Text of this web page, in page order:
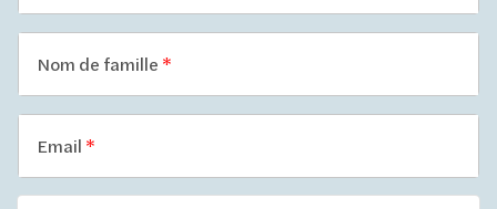
Nom de famille
Email